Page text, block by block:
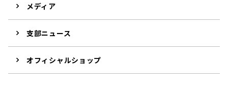
メディア
支部ニュース
オフィシャルショップ